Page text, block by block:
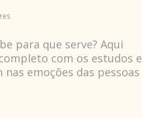
para que serve? Aqui
com os estudos e
emoções das pessoas